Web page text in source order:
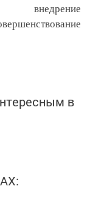
внедрение
в